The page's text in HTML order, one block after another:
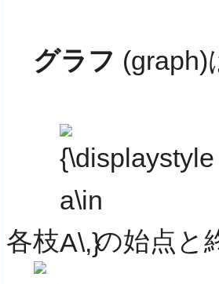
グラフ (graph)
各枝 の始点と
{\displaystyle